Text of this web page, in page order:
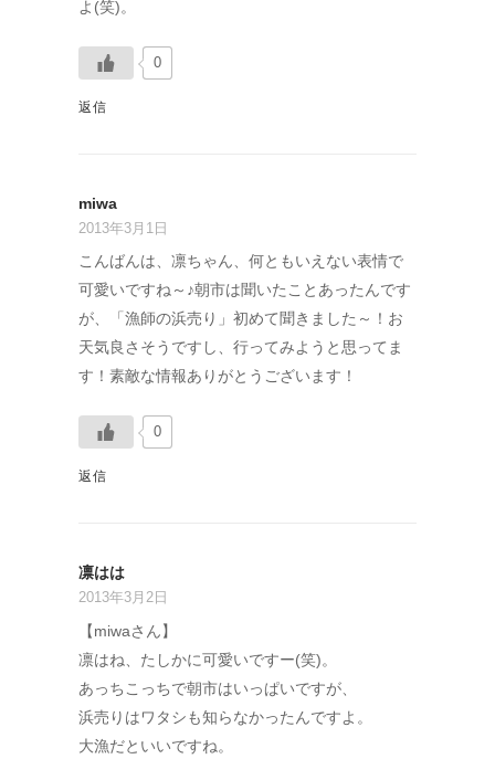
よ(笑)。
0
返信
miwa
2013年3月1日
こんばんは、凛ちゃん、何ともいえない表情で
可愛いですね～♪朝市は聞いたことあったんです
が、「漁師の浜売り」初めて聞きました～！お
天気良さそうですし、行ってみようと思ってま
す！素敵な情報ありがとうございます！
0
返信
凛はは
2013年3月2日
【miwaさん】
凛はね、たしかに可愛いですー(笑)。
あっちこっちで朝市はいっぱいですが、
浜売りはワタシも知らなかったんですよ。
大漁だといいですね。